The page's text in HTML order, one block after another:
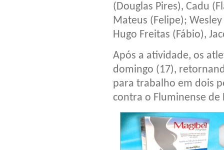
(Douglas Pires), Cadu
Mateus (Felipe);
Hugo Freitas (Fábio),
Após a atividade, os
domingo (17),
para trabalho em dois
contra o Fluminense de